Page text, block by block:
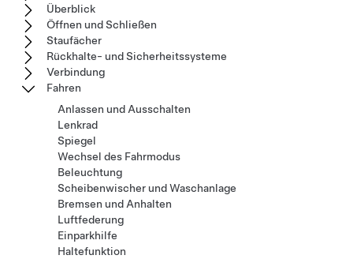
Überblick
Öffnen und Schließen
Staufächer
Rückhalte- und Sicherheitssysteme
Verbindung
Fahren
Anlassen und Ausschalten
Lenkrad
Spiegel
Wechsel des Fahrmodus
Beleuchtung
Scheibenwischer und Waschanlage
Bremsen und Anhalten
Luftfederung
Einparkhilfe
Haltefunktion